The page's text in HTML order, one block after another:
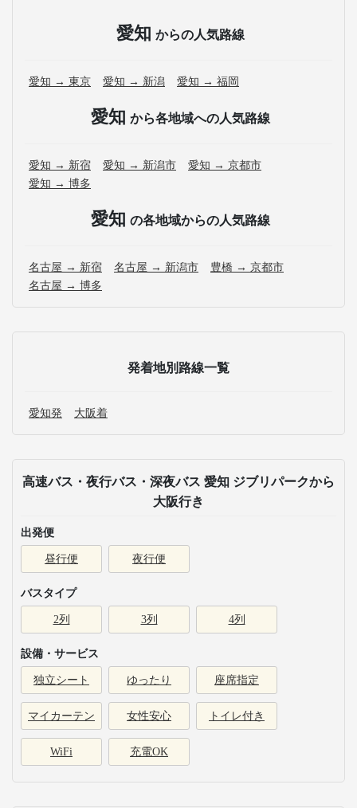
愛知 からの人気路線
愛知 → 東京 愛知 → 新潟 愛知 → 福岡
愛知 から各地域への人気路線
愛知 → 新宿 愛知 → 新潟市
愛知 → 京都市
愛知 → 博多
愛知 の各地域からの人気路線
名古屋 → 新宿 名古屋 → 新潟市
豊橋 → 京都市
名古屋 → 博多
発着地別路線一覧
愛知発 大阪着
高速バス・夜行バス・深夜バス 愛知 ジブリパークから
大阪行き
出発便
昼行便 夜行便
バスタイプ
2列 3列 4列
設備・サービス
独立シート ゆったり 座席指定
マイカーテン 女性安心 トイレ付き
WiFi 充電OK